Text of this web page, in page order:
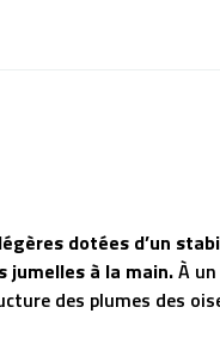
dotées d’un
jumelles à la main.À
des plumes des